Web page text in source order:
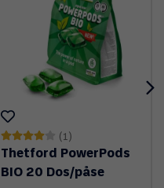
(1)
Thetford PowerPods
BIO 20 Dos/påse